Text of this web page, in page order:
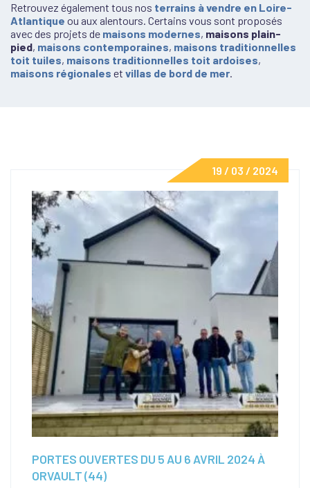
Retrouvez également tous nos terrains à vendre en Loire-
Atlantique ou aux alentours. Certains vous sont proposés
avec des projets de maisons modernes, maisons plain-
pied, maisons contemporaines, maisons traditionnelles
toit tuiles, maisons traditionnelles toit ardoises,
maisons régionales et villas de bord de mer.
19 / 03 / 2024
PORTES OUVERTES DU 5 AU 6 AVRIL 2024 À
ORVAULT (44)